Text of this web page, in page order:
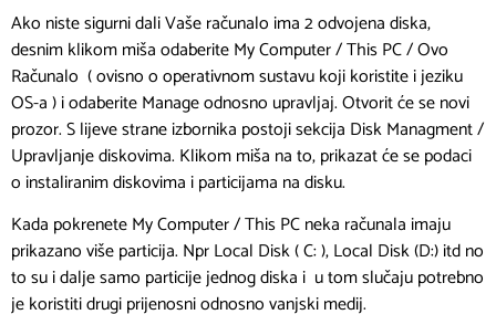
Ako niste sigurni dali Vaše računalo ima 2 odvojena diska,
desnim klikom miša odaberite My Computer / This PC / Ovo
Računalo ( ovisno o operativnom sustavu koji koristite i jeziku
OS-a ) i odaberite Manage odnosno upravljaj. Otvorit će se novi
prozor. S lijeve strane izbornika postoji sekcija Disk Managment /
Upravljanje diskovima. Klikom miša na to, prikazat će se podaci
o instaliranim diskovima i particijama na disku.
Kada pokrenete My Computer / This PC neka računala imaju
prikazano više particija. Npr Local Disk ( C: ), Local Disk (D:) itd no
to su i dalje samo particije jednog diska i u tom slučaju potrebno
je koristiti drugi prijenosni odnosno vanjski medij.